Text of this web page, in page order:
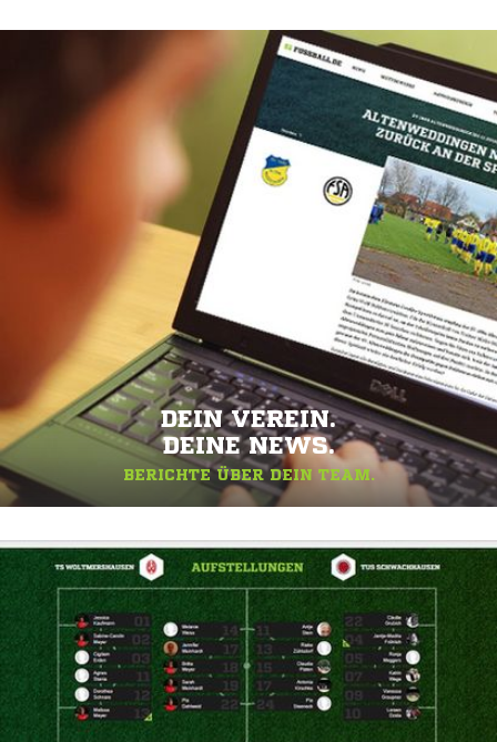
DEIN VEREIN.
DEINE NEWS.
BERICHTE ÜBER DEIN TEAM.